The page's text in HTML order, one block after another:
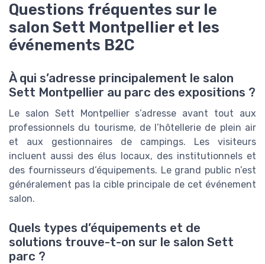
Questions fréquentes sur le
salon Sett Montpellier et les
événements B2C
À qui s’adresse principalement le salon
Sett Montpellier au parc des expositions ?
Le salon Sett Montpellier s’adresse avant tout aux
professionnels du tourisme, de l’hôtellerie de plein air
et aux gestionnaires de campings. Les visiteurs
incluent aussi des élus locaux, des institutionnels et
des fournisseurs d’équipements. Le grand public n’est
généralement pas la cible principale de cet événement
salon.
Quels types d’équipements et de
solutions trouve-t-on sur le salon Sett
parc ?